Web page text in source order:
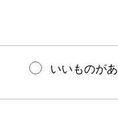
いいものが